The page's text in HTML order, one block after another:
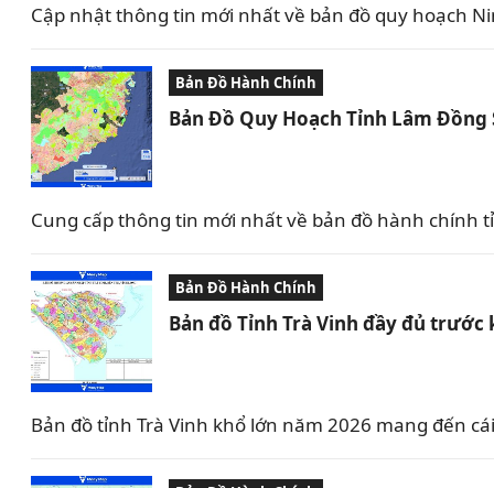
Cập nhật thông tin mới nhất về bản đồ quy hoạch
Bản Đồ Hành Chính
Bản Đồ Quy Hoạch Tỉnh Lâm Đồng
Cung cấp thông tin mới nhất về bản đồ hành
Bản Đồ Hành Chính
Bản đồ Tỉnh Trà Vinh đầy đủ trước
Bản đồ tỉnh Trà Vinh khổ lớn năm 2026 mang đến